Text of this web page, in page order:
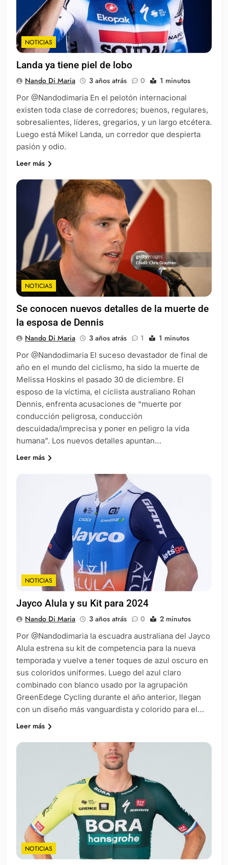
NOTICIAS
Landa ya tiene piel de lobo
Nando Di Maria 3 años atrás 0 1 minutos
Por @Nandodimaria En el pelotón internacional
existen toda clase de corredores; buenos, regulares,
sobresalientes, líderes, gregarios, y un largo etcétera.
Luego está Mikel Landa, un corredor que despierta
pasión y odio.
Leer más
NOTICIAS
Se conocen nuevos detalles de la muerte de
la esposa de Dennis
Nando Di Maria 3 años atrás 1 1 minutos
Por @Nandodimaria El suceso devastador de final de
año en el mundo del ciclismo, ha sido la muerte de
Melissa Hoskins el pasado 30 de diciembre. El
esposo de la víctima, el ciclista australiano Rohan
Dennis, enfrenta acusaciones de “muerte por
conducción peligrosa, conducción
descuidada/imprecisa y poner en peligro la vida
humana”. Los nuevos detalles apuntan…
Leer más
NOTICIAS
Jayco Alula y su Kit para 2024
Nando Di Maria 3 años atrás 0 2 minutos
Por @Nandodimaria la escuadra australiana del Jayco
Alula estrena su kit de competencia para la nueva
temporada y vuelve a tener toques de azul oscuro en
sus coloridos uniformes. Luego del azul claro
combinado con blanco usado por la agrupación
GreenEdege Cycling durante el año anterior, llegan
con un diseño más vanguardista y colorido para el…
Leer más
NOTICIAS